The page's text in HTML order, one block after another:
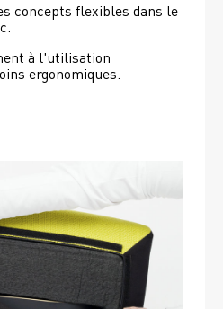
concepts flexibles dans le
à l'utilisation
ergonomiques.